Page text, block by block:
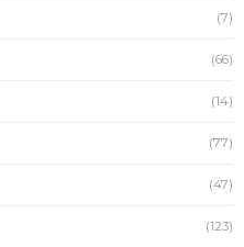
(7)
(66)
(14)
(77)
(47)
(123)